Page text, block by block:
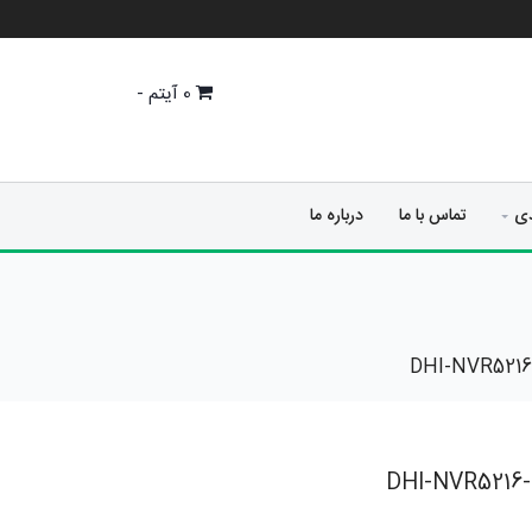
0 آیتم -
تماس با ما درباره ما